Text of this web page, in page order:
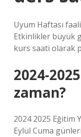
Uyum Haftası
Etkinlikler büyük
kurs saati olarak
2024-
zaman?
2024 2025 Eğitim
Eylül Cuma